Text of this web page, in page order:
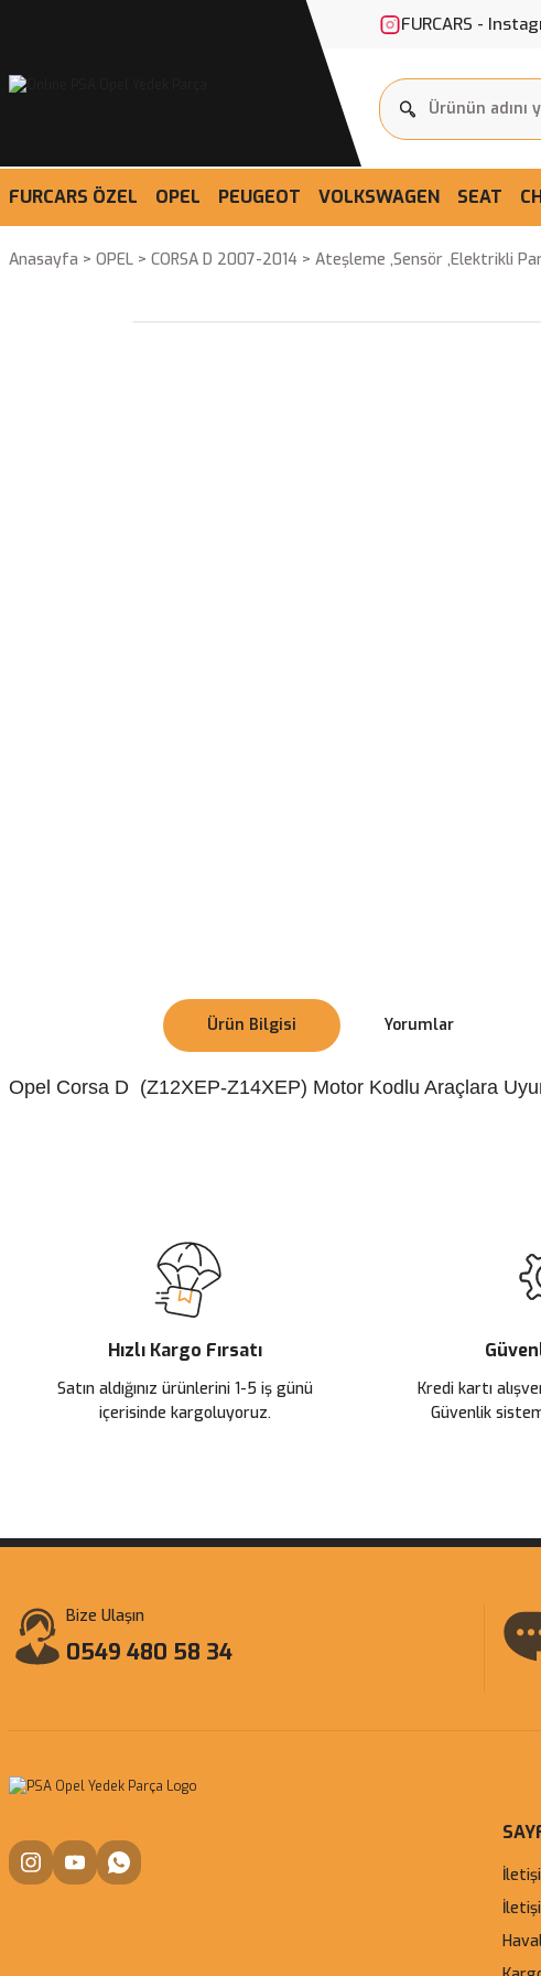
FURCARS -
FURCARS ÖZEL OPEL PEUGEOT VOLKSWAGEN SEAT
Anasayfa OPEL CORSA D 2007-2014 Ateşleme ,Sensör ,Elektrikli
Ürün Bilgisi Yorumlar
Opel Corsa D (Z12XEP-Z14XEP) Motor Kodlu Araçlara
Ürün açıklamasında eksik bilgiler bulunuyor.
Ürün bilgilerinde hatalar bulunuyor.
Ürün fiyatı diğer sitelerden daha pahalı.
Bu ürüne benzer farklı alternatifler olmalı.
Hızlı Kargo Fırsatı
Satın aldığınız ürünlerini 1-5 iş günü
içerisinde kargoluyoruz.
Kredi kartı
Güvenlik
Bize Ulaşın
0549 480 58 34